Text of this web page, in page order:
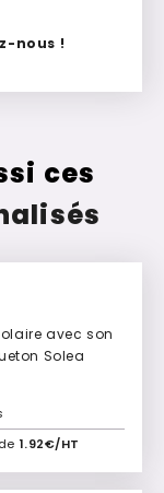
nous !
ces
avec son
Solea
1.92€/HT
à mon devis